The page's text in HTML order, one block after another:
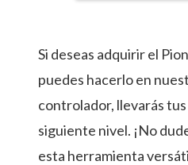
Si deseas adquirir el
puedes hacerlo en
controlador, llevarás
siguiente nivel. ¡No
esta herramienta